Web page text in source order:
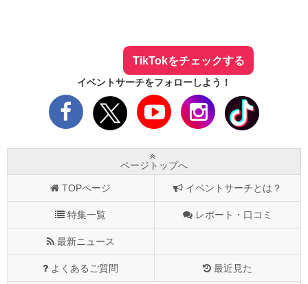
TikTokをチェックする
イベントサーチをフォローしよう！
ページトップへ
TOPページ イベントサーチとは？
特集一覧 レポート・口コミ
最新ニュース
よくあるご質問 最近見た